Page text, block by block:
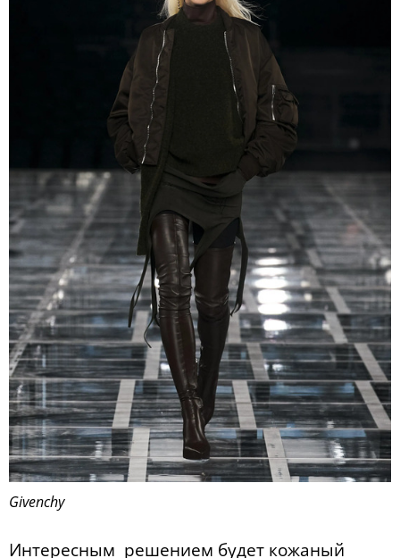
Givenchy
Интересным решением будет кожаный